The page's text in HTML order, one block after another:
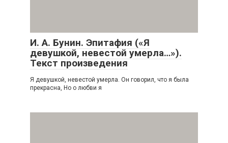
И. А. Бунин. Эпитафия («Я
девушкой, невестой умерла…»).
Текст произведения
Я девушкой, невестой умерла. Он говорил, что я была
прекрасна, Но о любви я